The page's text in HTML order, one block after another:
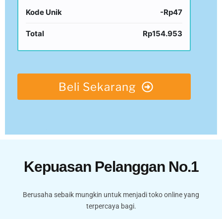
Kode Unik -Rp47
Total Rp154.953
Beli Sekarang
Kepuasan Pelanggan No.1
Berusaha sebaik mungkin untuk menjadi toko online yang
terpercaya bagi.